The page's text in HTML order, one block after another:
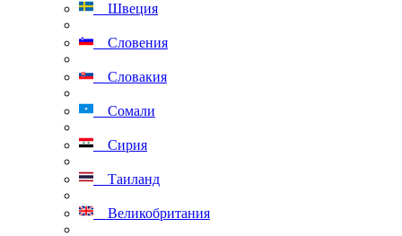
Швеция
Словения
Словакия
Сомали
Сирия
Таиланд
Великобритания